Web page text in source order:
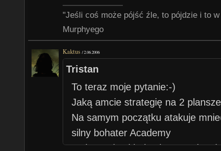
"Jeśli coś może pójść źle, to pójdzie i to
Murphyego
Kaktus /2.06.2006
Tristan
To teraz moje pytanie:-)
Jaką amcie strategię na 2
Na samym początku atakuje
silny bohater Academy
Moja armia skłąda się z 18